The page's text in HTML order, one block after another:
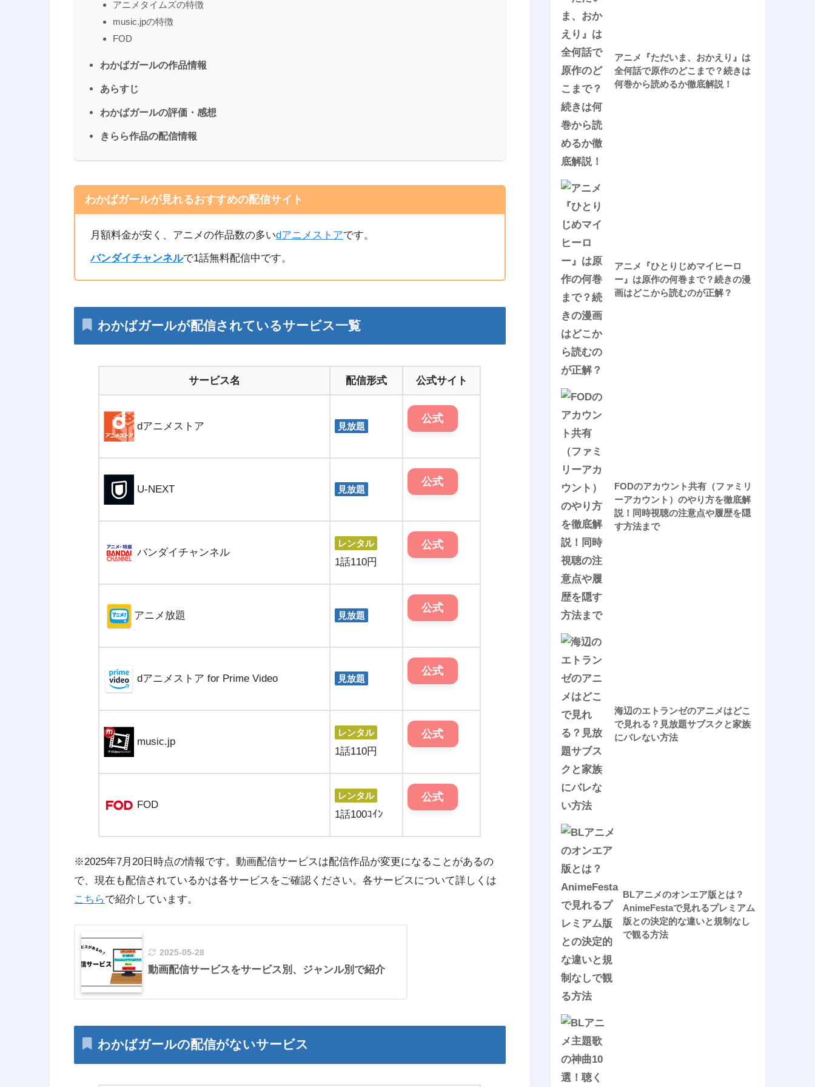
アニメタイムズの特徴
music.jpの特徴
FOD
わかばガールの作品情報
あらすじ
わかばガールの評価・感想
きらら作品の配信情報
わかばガールが見れるおすすめの配信サイト
月額料金が安く、アニメの作品数の多いdアニメストアです。
バンダイチャンネルで1話無料配信中です。
わかばガールが配信されているサービス一覧
サービス名 配信形式 公式サイト
dアニメストア 見放題
公式
U-NEXT 見放題
公式
バンダイチャンネル
レンタル
1話110円
公式
アニメ放題 見放題
公式
dアニメストア for Prime Video 見放題
公式
music.jp
レンタル
1話110円
公式
FOD
レンタル
1話100ｺｲﾝ
公式
※2025年7月20日時点の情報です。動画配信サービスは配信作品が変更になることがあるの
で、現在も配信されているかは各サービスをご確認ください。各サービスについて詳しくは
こちらで紹介しています。
2025-05-28
動画配信サービスをサービス別、ジャンル別で紹介
わかばガールの配信がないサービス
アニメ『ただいま、おかえり』は
全何話で原作のどこまで？続きは
何巻から読めるか徹底解説！
アニメ『ひとりじめマイヒーロ
ー』は原作の何巻まで？続きの漫
画はどこから読むのが正解？
FODのアカウント共有（ファミリ
ーアカウント）のやり方を徹底解
説！同時視聴の注意点や履歴を隠
す方法まで
海辺のエトランゼのアニメはどこ
で見れる？見放題サブスクと家族
にバレない方法
BLアニメのオンエア版とは？
AnimeFestaで見れるプレミアム
版との決定的な違いと規制なし
で観る方法